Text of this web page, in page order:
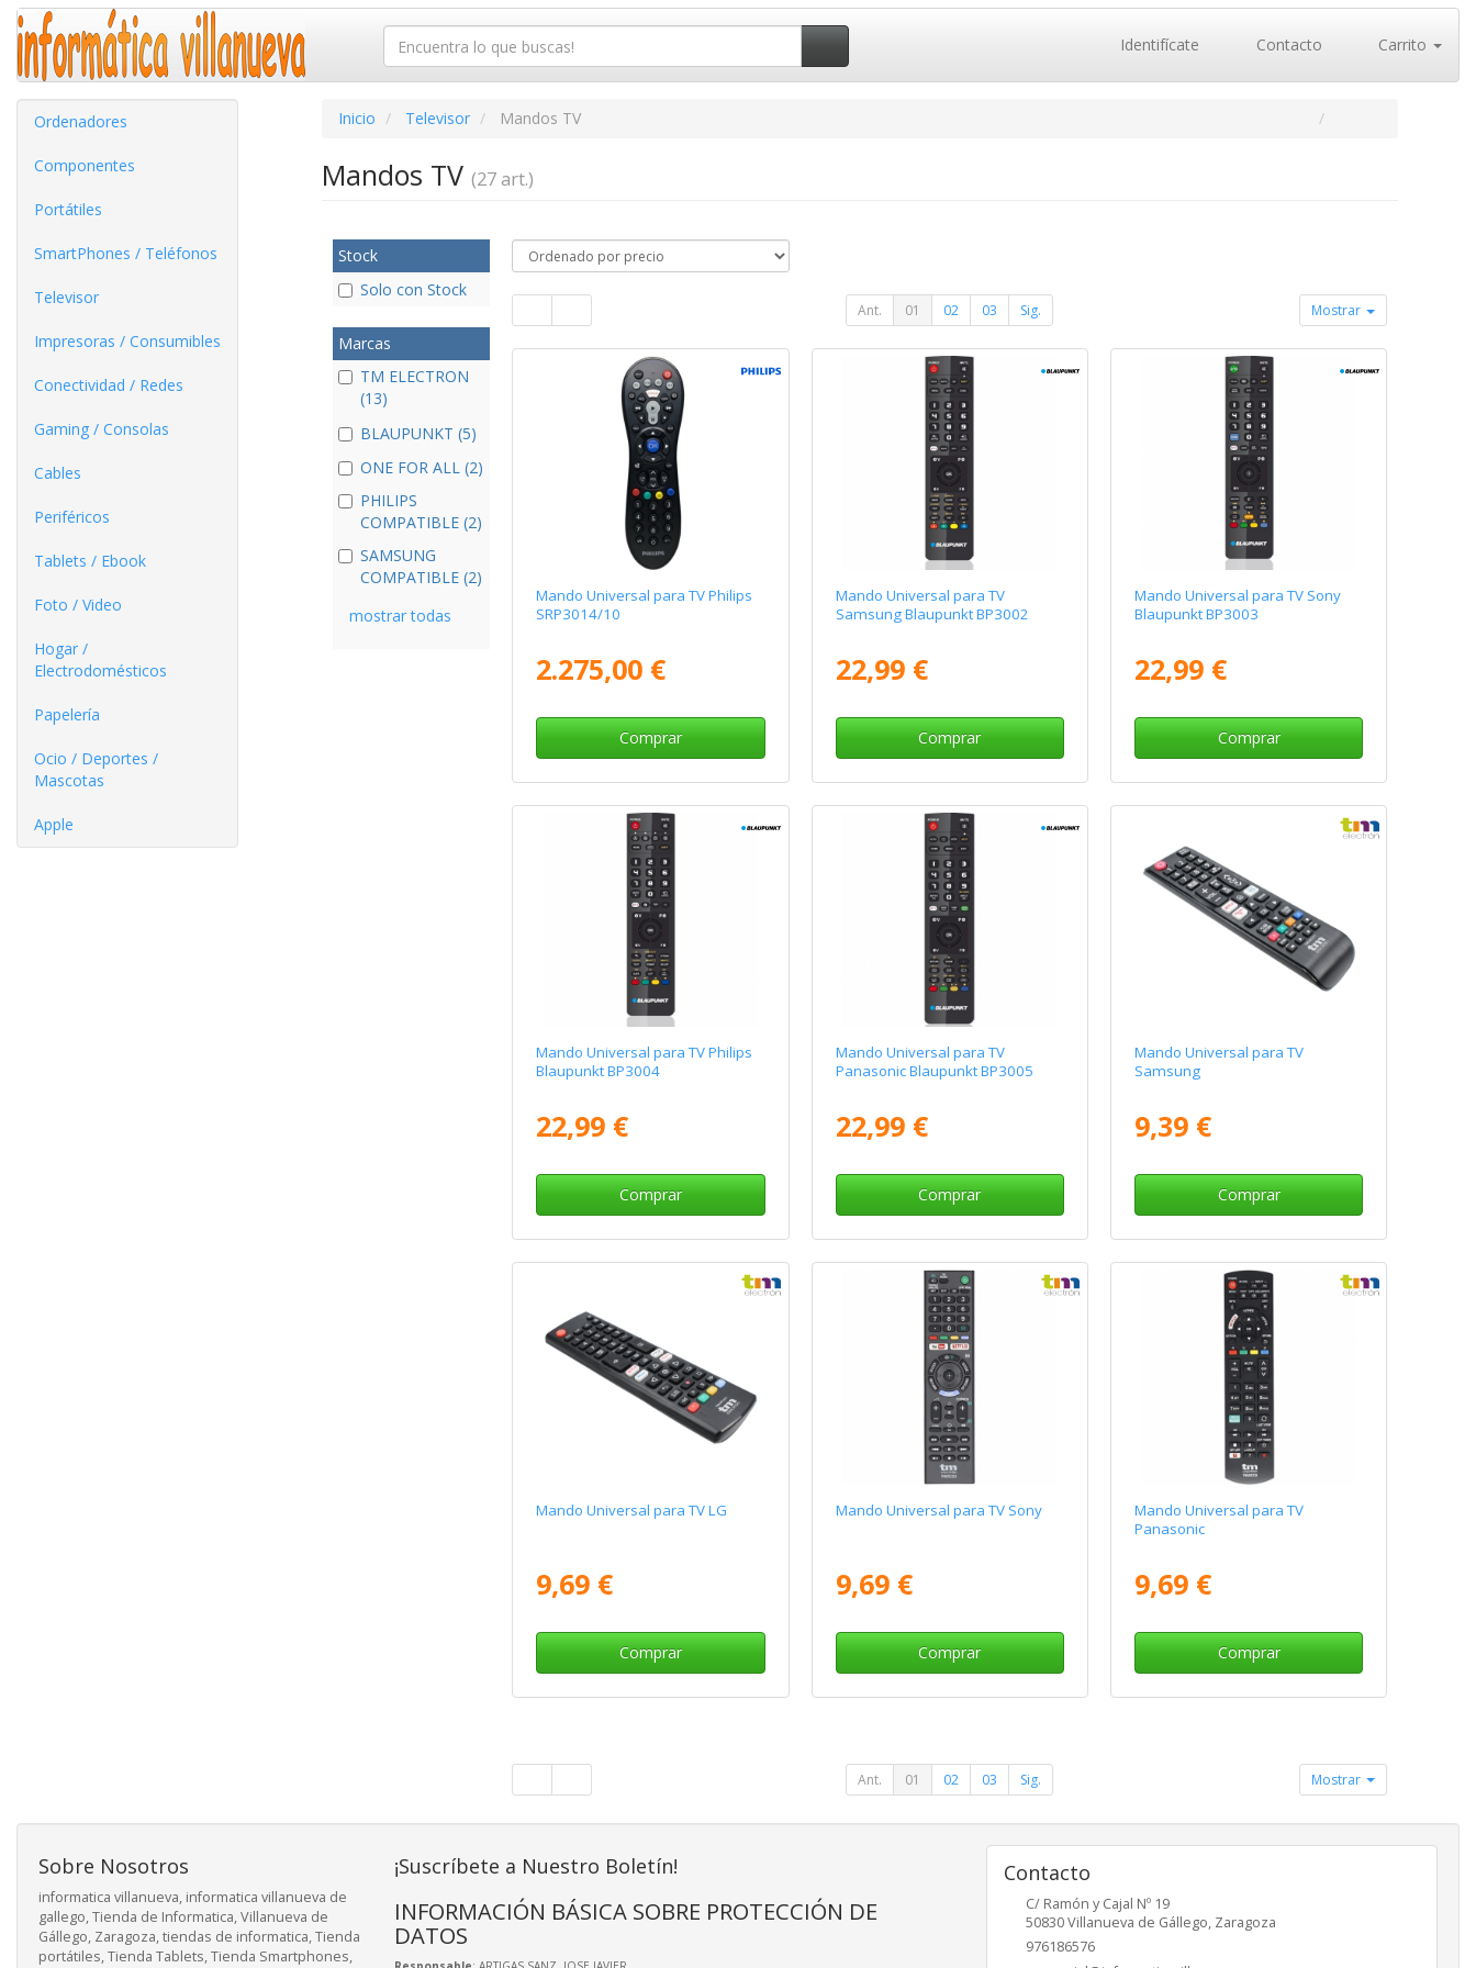
Identifícate Contacto Carrito
Ordenadores
Componentes
Portátiles
SmartPhones / Teléfonos
Televisor
Impresoras / Consumibles
Conectividad / Redes
Gaming / Consolas
Cables
Periféricos
Tablets / Ebook
Foto / Video
Hogar /
Electrodomésticos
Papelería
Ocio / Deportes /
Mascotas
Apple
Inicio Televisor Mandos TV
Mandos TV (27 art.)
Stock
Solo con Stock
Marcas
TM ELECTRON
(13)
BLAUPUNKT (5)
ONE FOR ALL (2)
PHILIPS
COMPATIBLE (2)
SAMSUNG
COMPATIBLE (2)
mostrar todas
Ant. 01 02 03 Sig. Mostrar
Mando Universal para TV Philips
SRP3014/10
2.275,00 €
Comprar
Mando Universal para TV
Samsung Blaupunkt BP3002
22,99 €
Comprar
Mando Universal para TV Sony
Blaupunkt BP3003
22,99 €
Comprar
Mando Universal para TV Philips
Blaupunkt BP3004
22,99 €
Comprar
Mando Universal para TV
Panasonic Blaupunkt BP3005
22,99 €
Comprar
Mando Universal para TV
Samsung
9,39 €
Comprar
Mando Universal para TV LG
9,69 €
Comprar
Mando Universal para TV Sony
9,69 €
Comprar
Mando Universal para TV
Panasonic
9,69 €
Comprar
Ant. 01 02 03 Sig. Mostrar
Sobre Nosotros
informatica villanueva, informatica villanueva de
gallego, Tienda de Informatica, Villanueva de
Gállego, Zaragoza, tiendas de informatica, Tienda
portátiles, Tienda Tablets, Tienda Smartphones,
¡Suscríbete a Nuestro Boletín!
INFORMACIÓN BÁSICA SOBRE PROTECCIÓN DE
DATOS
Contacto
C/ Ramón y Cajal Nº 19
50830Villanueva de Gállego, Zaragoza
976186576